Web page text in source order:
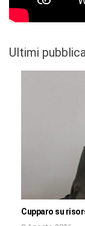
Ultimi
Cupparo su